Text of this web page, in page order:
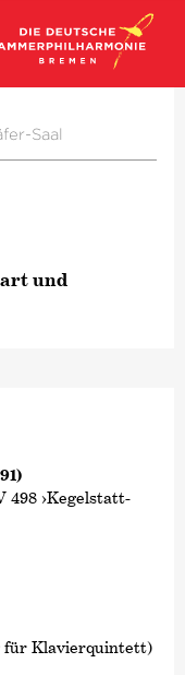
Saal
und
›Kegelstatt-
für Klavierquintett)